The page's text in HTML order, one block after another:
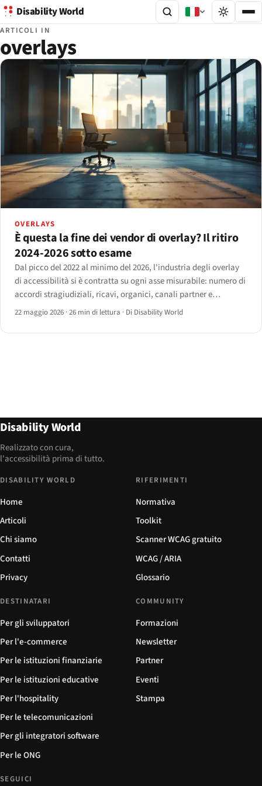
Disability World
ARTICOLI IN
overlays
OVERLAYS
È questa la fine dei vendor di overlay? Il ritiro
2024-2026 sotto esame
Dal picco del 2022 al minimo del 2026, l'industria degli overlay
di accessibilità si è contratta su ogni asse misurabile: numero di
accordi stragiudiziali, ricavi, organici, canali partner e
legittimità normativa. Un dossier sui vendor nominati e sui dati
22 maggio 2026 ·26 min di lettura · Di Disability World
Disability World
Realizzato con cura,
l'accessibilità prima di tutto.
DISABILITY WORLD
Home
Articoli
Chi siamo
Contatti
Privacy
RIFERIMENTI
Normativa
Toolkit
Scanner WCAG gratuito
WCAG / ARIA
Glossario
DESTINATARI
Per gli sviluppatori
Per l'e-commerce
Per le istituzioni finanziarie
Per le istituzioni educative
Per l'hospitality
Per le telecomunicazioni
Per gli integratori software
Per le ONG
COMMUNITY
Formazioni
Newsletter
Partner
Eventi
Stampa
SEGUICI